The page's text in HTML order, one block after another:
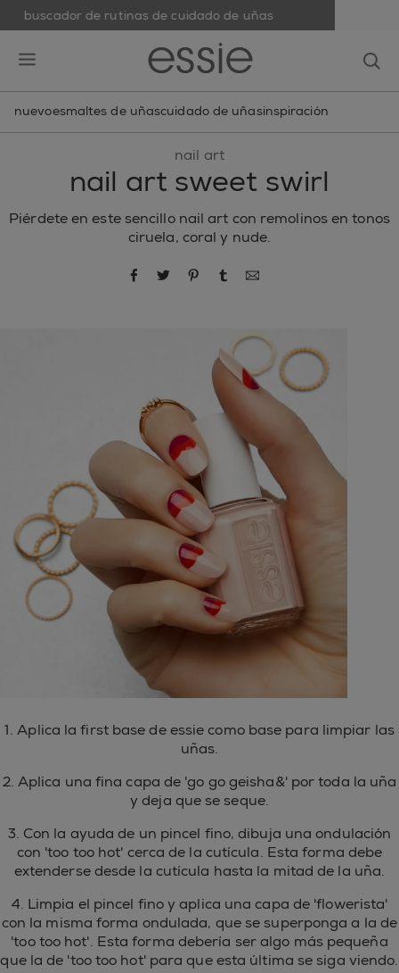
buscador de rutinas de cuidado de uñas
nuevoesmaltes de uñascuidado de uñasinspiración
nail art
nail art sweet swirl
Piérdete en este sencillo nail art con remolinos en tonos
ciruela, coral y nude.
compartir por Facebook
compartir por Twitter
compartir por Pinterest
compartir por Tumblr
compartir por
1. Aplica la first base de essie como base para limpiar las
uñas.
2. Aplica una fina capa de 'go go geisha&' por toda la uña
y deja que se seque.
3. Con la ayuda de un pincel fino, dibuja una ondulación
con 'too too hot' cerca de la cutícula. Esta forma debe
extenderse desde la cutícula hasta la mitad de la uña.
4. Limpia el pincel fino y aplica una capa de 'flowerista'
con la misma forma ondulada, que se superponga a la de
'too too hot'. Esta forma debería ser algo más pequeña
que la de 'too too hot' para que esta última se siga viendo.